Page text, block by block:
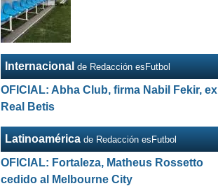
Internacional de Redacción esFutbol
OFICIAL: Abha Club, firma Nabil Fekir, ex
Real Betis
Latinoamérica de Redacción esFutbol
OFICIAL: Fortaleza, Matheus Rossetto
cedido al Melbourne City